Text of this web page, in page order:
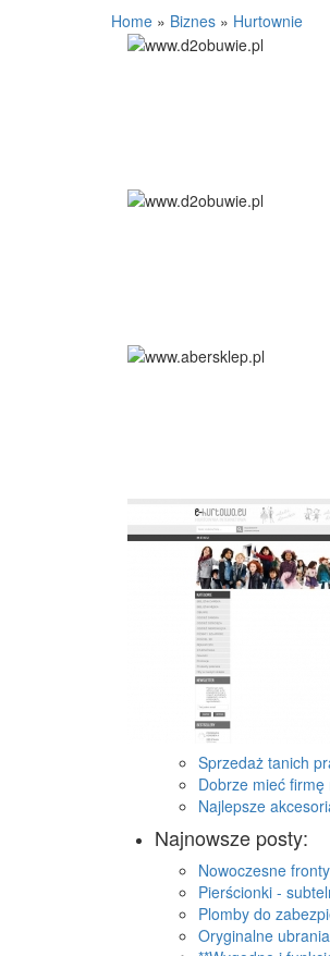
Home » Biznes » Hurtownie
Sprzedaż tanich
Dobrze mieć firmę
Najlepsze
Najnowsze posty:
Nowoczesne
Pierścionki -
Plomby do
Oryginalne